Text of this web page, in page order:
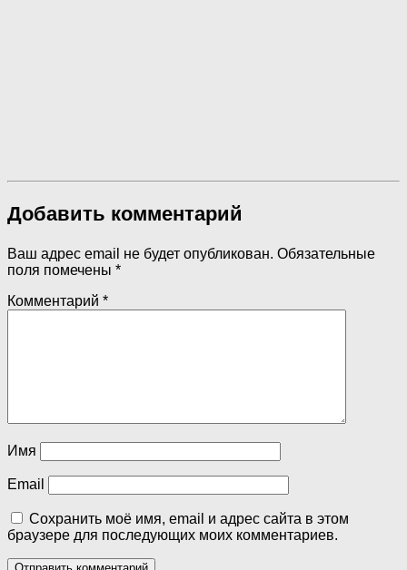
Добавить комментарий
Ваш адрес email не будет опубликован. Обязательные
поля помечены *
Комментарий *
Имя
Email
Сохранить моё имя, email и адрес сайта в этом
браузере для последующих моих комментариев.